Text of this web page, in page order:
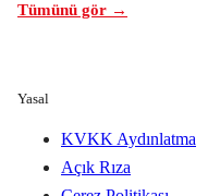
Tümünü gör →
Yasal
KVKK Aydınlatma
Açık Rıza